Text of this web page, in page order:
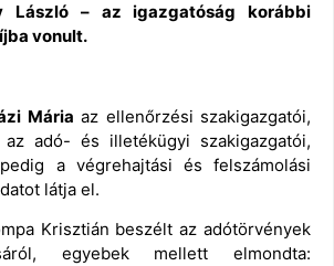
László – az igazgatóság korábbi
vonult.
Mária az ellenőrzési szakigazgatói,
az adó- és illetékügyi szakigazgatói,
pedig a végrehajtási és felszámolási
látja el.
Krisztián beszélt az adótörvények
egyebek mellett elmondta: